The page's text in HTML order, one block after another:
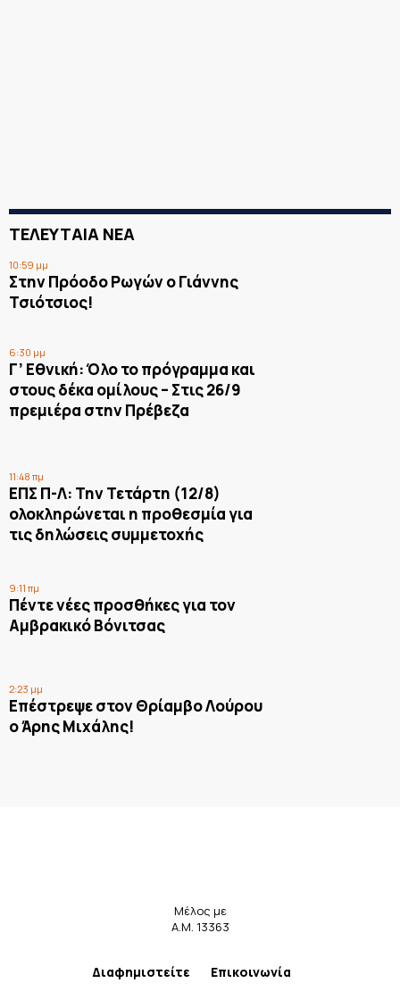
ΤΕΛΕΥΤΑΙΑ ΝΕΑ
10:59 μμ
Στην Πρόοδο Ρωγών ο Γιάννης
Τσιότσιος!
6:30 μμ
Γ’ Εθνική: Όλο το πρόγραμμα και
στους δέκα ομίλους – Στις 26/9
πρεμιέρα στην Πρέβεζα
11:48 πμ
ΕΠΣ Π-Λ: Την Τετάρτη (12/8)
ολοκληρώνεται η προθεσμία για
τις δηλώσεις συμμετοχής
9:11 πμ
Πέντε νέες προσθήκες για τον
Αμβρακικό Βόνιτσας
2:23 μμ
Επέστρεψε στον Θρίαμβο Λούρου
ο Άρης Μιχάλης!
Μέλος με
Α.Μ. 13363
Διαφημιστείτε Επικοινωνία